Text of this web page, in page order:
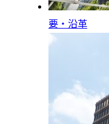
要・沿革